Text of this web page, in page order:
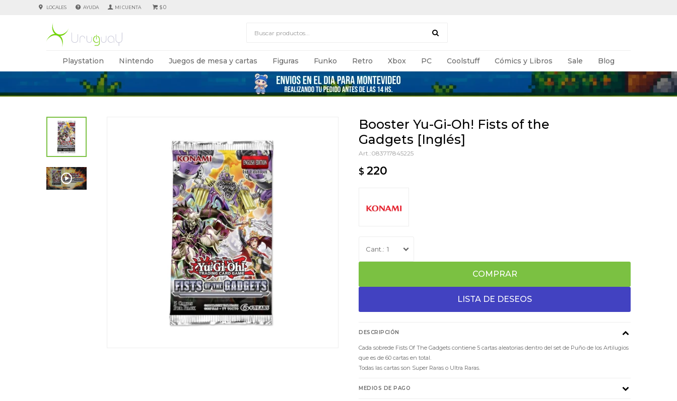
Playstation Nintendo Juegos de mesa y cartas Figuras Funko Retro Xbox PC Coolstuff Cómics y Libros Sale Blog
$0
LOCALES AYUDA
Booster Yu-Gi-Oh! Fists of the
Gadgets [Inglés]
083717845225
$ 220
1
COMPRAR
DESCRIPCIÓN
Cada sobrede Fists Of The Gadgets contiene 5 cartas aleatorias dentro del set de Puño de los Artilugios
que es de 60 cartas en total.
Todas las cartas son Super Raras o Ultra Raras.
MEDIOS DE PAGO